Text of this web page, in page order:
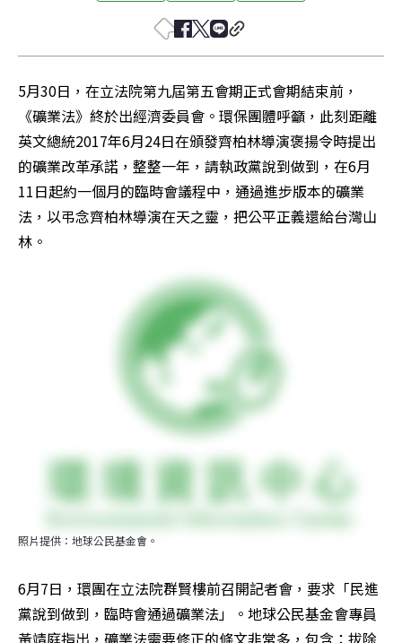
5月30日，在立法院第九屆第五會期正式會期結束前，
《礦業法》終於出經濟委員會。環保團體呼籲，此刻距離
英文總統2017年6月24日在頒發齊柏林導演褒揚令時提出
的礦業改革承諾，整整一年，請執政黨說到做到，在6月
11日起約一個月的臨時會議程中，通過進步版本的礦業
法，以弔念齊柏林導演在天之靈，把公平正義還給台灣山
林。
照片提供：地球公民基金會。
6月7日，環團在立法院群賢樓前召開記者會，要求「民進
黨說到做到，臨時會通過礦業法」。地球公民基金會專員
黃靖庭指出，礦業法需要修正的條文非常多，包含：拔除